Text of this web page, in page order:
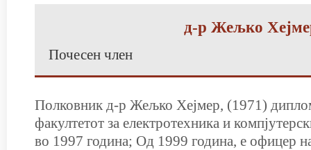
д-р Жељко
Почесен член
Полковник д-р Жељко Хејмер, (1971)
факултетот за електротехника и
во 1997 година; Од 1999 година, е офицер